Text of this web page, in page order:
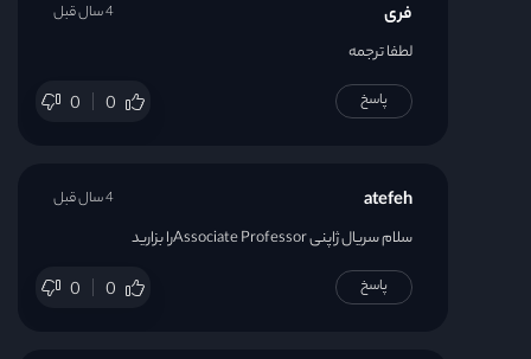
فری
لطفا ترجمه
0 0
4 سال قبل
پاسخ
atefeh
سلام سریال ژاپنی Associate Professorرا بزارید
0 0
4 سال قبل
پاسخ